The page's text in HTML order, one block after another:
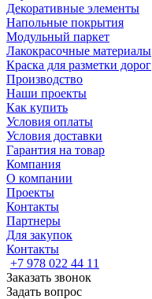
Декоративные элементы
Напольные покрытия
Модульный паркет
Лакокрасочные материалы
Краска для разметки дорог
Производство
Наши проекты
Как купить
Условия оплаты
Условия доставки
Гарантия на товар
Компания
О компании
Проекты
Контакты
Партнеры
Для закупок
Контакты
+7 978 022 44 11
Заказать звонок
Задать вопрос